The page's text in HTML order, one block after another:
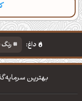
دسته‌بندی مطالب تازه
داغ: رنگ
دانلود
بهترین